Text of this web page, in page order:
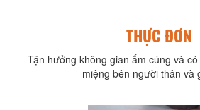
THỰC ĐƠN
Tận hưởng không gian ấm cúng và
miệng bên người thân và